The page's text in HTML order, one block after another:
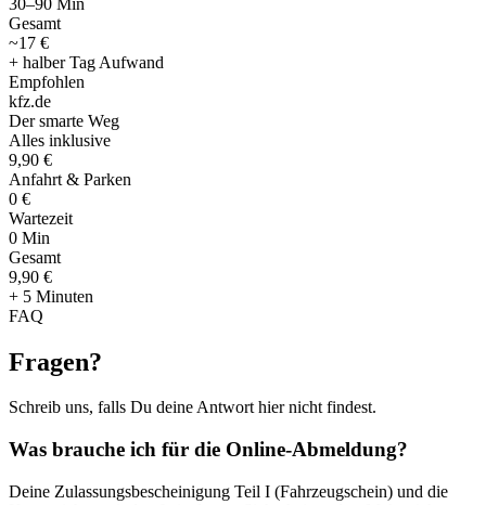
Gesamt
~17 €
+ halber Tag Aufwand
Empfohlen
kfz.de
Der smarte Weg
Alles inklusive
9,90 €
Anfahrt & Parken
0 €
Wartezeit
0 Min
Gesamt
9,90 €
+ 5 Minuten
FAQ
Fragen?
Schreib uns, falls Du deine Antwort hier nicht findest.
Was brauche ich für die Online-Abmeldung?
Deine Zulassungsbescheinigung Teil I (Fahrzeugschein) und die